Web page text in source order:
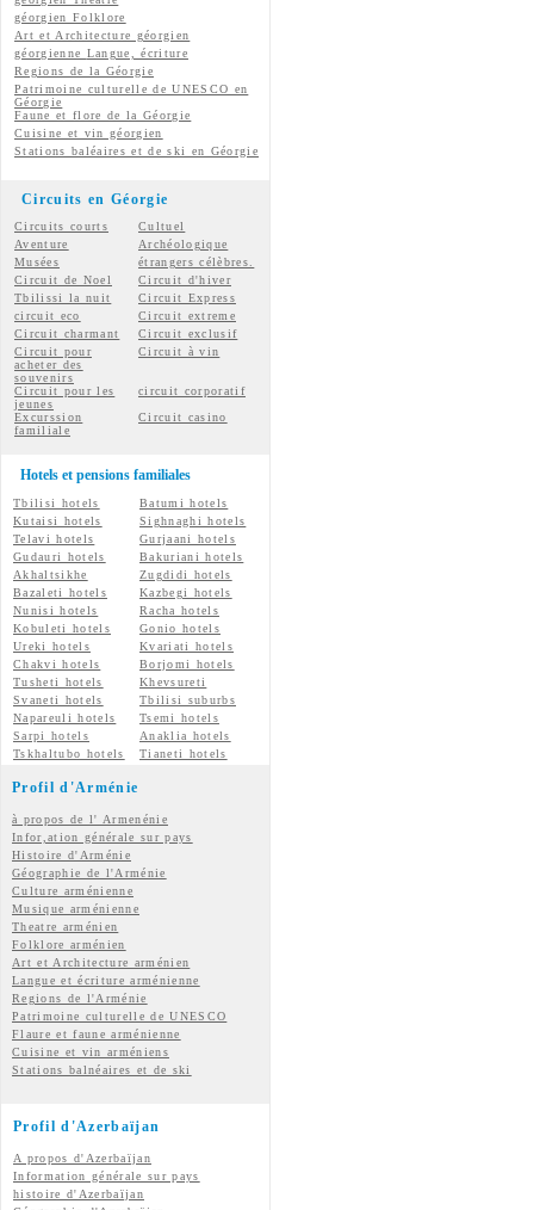
géorgien Folklore
Art et Architecture géorgien
géorgienne Langue, écriture
Regions de la Géorgie
Patrimoine culturelle de UNESCO en
Géorgie
Faune et flore de la Géorgie
Cuisine et vin géorgien
Stations baléaires et de ski en Géorgie
Circuits en Géorgie
Circuits courts
Cultuel
Aventure
Archéologique
Musées
étrangers célèbres.
Circuit de Noel
Circuit d'hiver
Tbilissi la nuit
Circuit Express
circuit eco
Circuit extreme
Circuit charmant
Circuit exclusif
Circuit pour
acheter des
souvenirs
Circuit à vin
Circuit pour les
jeunes
circuit corporatif
Excurssion
familiale
Circuit casino
Hotels et pensions familiales
Tbilisi hotels
Batumi hotels
Kutaisi hotels
Sighnaghi hotels
Telavi hotels
Gurjaani hotels
Gudauri hotels
Bakuriani hotels
Akhaltsikhe
Zugdidi hotels
Bazaleti hotels
Kazbegi hotels
Nunisi hotels
Racha hotels
Kobuleti hotels
Gonio hotels
Ureki hotels
Kvariati hotels
Chakvi hotels
Borjomi hotels
Tusheti hotels
Khevsureti
Svaneti hotels
Tbilisi suburbs
Napareuli hotels
Tsemi hotels
Sarpi hotels
Anaklia hotels
Tskhaltubo hotels
Tianeti hotels
Profil d'Arménie
à propos de l' Armenénie
Infor,ation générale sur pays
Histoire d'Arménie
Géographie de l'Arménie
Culture arménienne
Musique arménienne
Theatre arménien
Folklore arménien
Art et Architecture arménien
Langue et écriture arménienne
Regions de l'Arménie
Patrimoine culturelle de UNESCO
Flaure et faune arménienne
Cuisine et vin arméniens
Stations balnéaires et de ski
Profil d'Azerbaïjan
A propos d'Azerbaïjan
Information générale sur pays
histoire d'Azerbaïjan